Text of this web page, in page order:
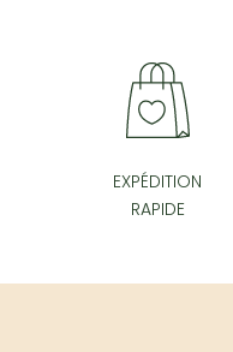
EXPÉDITION
RAPIDE